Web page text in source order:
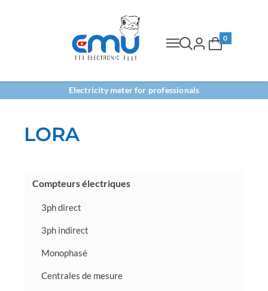
0
Electricity meter for professionals
LORA
Compteurs électriques
3ph direct
3ph indirect
Monophasé
Centrales de mesure